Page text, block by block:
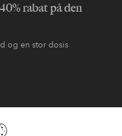
rabat på den
og en stor dosis